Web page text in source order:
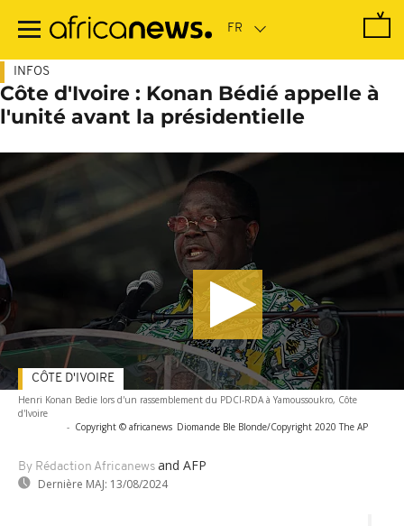
contenu
INFOS
Côte d'Ivoire : Konan Bédié appelle à
l'unité avant la présidentielle
Henri Konan Bedie lors d'un rassemblement du PDCI-RDA à Yamoussoukro, Côte
d'Ivoire
- Copyright © africanews Diomande Ble Blonde/Copyright 2020 The AP
By Rédaction Africanews and AFP
Dernière MAJ: 13/08/2024
CÔTE D'IVOIRE